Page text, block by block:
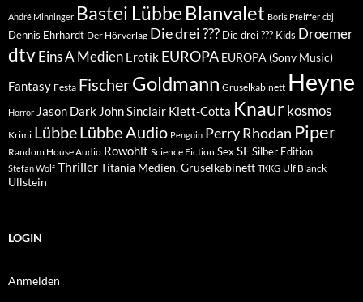
André Minninger Bastei Lübbe Blanvalet Boris Pfeiffer cbj
Dennis Ehrhardt Der Hörverlag Die drei ??? Die drei ??? Kids Droemer
dtvEins A Medien Erotik EUROPA EUROPA (Sony Music)
Fantasy Festa FischerGoldmann Gruselkabinett Heyne
Horror Jason Dark John Sinclair Klett-Cotta Knaur kosmos
Krimi LübbeLübbe Audio Penguin Perry Rhodan Piper
Random House Audio Rowohlt Science Fiction Sex SFSilber Edition
Stefan Wolf ThrillerTitania Medien, Gruselkabinett TKKG Ulf Blanck
Ullstein
LOGIN
Anmelden